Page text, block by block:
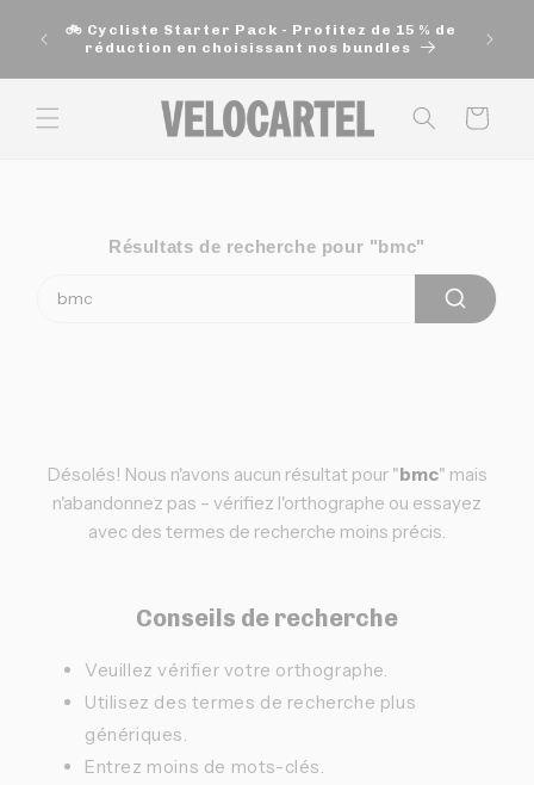
passer
au
🚲 Cycliste Starter Pack - Profitez de 15 % de
réduction en choisissant nos bundles
200$
Panier
Résultats de recherche pour "bmc"
Désolés! Nous n'avons aucun résultat pour "bmc" mais
n'abandonnez pas – vérifiez l'orthographe ou essayez
avec des termes de recherche moins précis.
Conseils de recherche
Veuillez vérifier votre orthographe.
Utilisez des termes de recherche plus
génériques.
Entrez moins de mots-clés.